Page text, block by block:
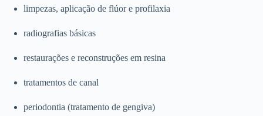
limpezas, aplicação de flúor e profilaxia
radiografias básicas
restaurações e reconstruções em resina
tratamentos de canal
periodontia (tratamento de gengiva)